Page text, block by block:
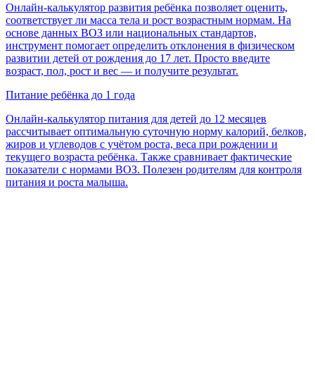
Онлайн-калькулятор развития ребёнка позволяет оценить,
соответствует ли масса тела и рост возрастным нормам. На
основе данных ВОЗ или национальных стандартов,
инструмент помогает определить отклонения в физическом
развитии детей от рождения до 17 лет. Просто введите
возраст, пол, рост и вес — и получите результат.
Питание ребёнка до 1 года
Онлайн-калькулятор питания для детей до 12 месяцев
рассчитывает оптимальную суточную норму калорий, белков,
жиров и углеводов с учётом роста, веса при рождении и
текущего возраста ребёнка. Также сравнивает фактические
показатели с нормами ВОЗ. Полезен родителям для контроля
питания и роста малыша.